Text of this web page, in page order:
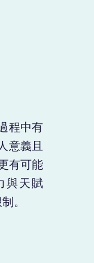
程中有
意義且
有可能
與天賦
。